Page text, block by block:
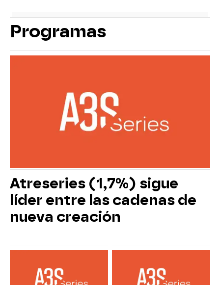
Programas
Atreseries (1,7%) sigue
líder entre las cadenas de
nueva creación